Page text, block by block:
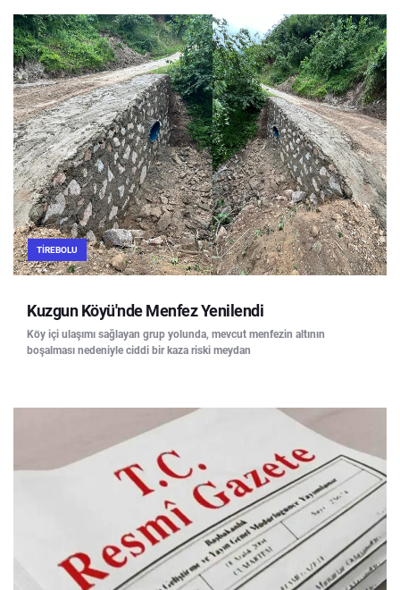
TIREBOLU
Kuzgun Köyü'nde Menfez Yenilendi
Köy içi ulaşımı sağlayan grup yolunda, mevcut menfezin altının
boşalması nedeniyle ciddi bir kaza riski meydan